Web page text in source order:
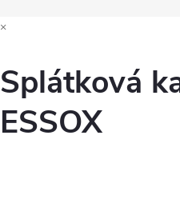
×
Splátková
ESSOX